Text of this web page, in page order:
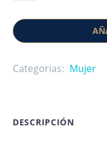
Categorias: Mujer
DESCRIPCIÓN